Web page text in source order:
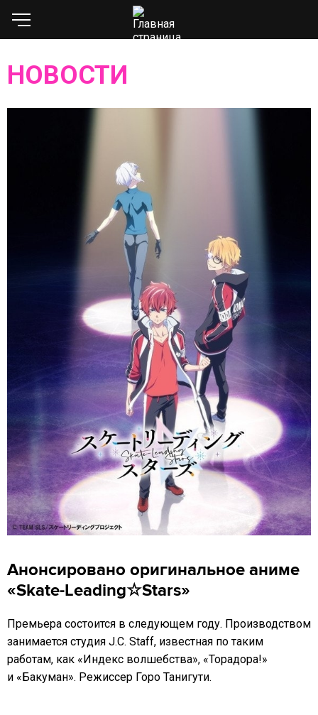
НОВОСТИ
Анонсировано оригинальное аниме
«Skate-Leading☆Stars»
Премьера состоится в следующем году. Производством
занимается студия J.C. Staff, известная по таким
работам, как «Индекс волшебства», «Торадора!»
и «Бакуман». Режиссер Горо Танигути.